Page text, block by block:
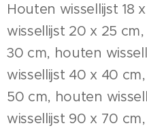
Houten wissellijst 18
wissellijst 20 x 25
30 cm, houten
wissellijst 40 x 40
50 cm, houten
wissellijst 90 x 70